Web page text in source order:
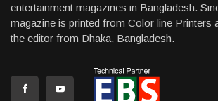
entertainment magazines in Bangladesh.
magazine is printed from Color line Printers
the editor from Dhaka, Bangladesh.